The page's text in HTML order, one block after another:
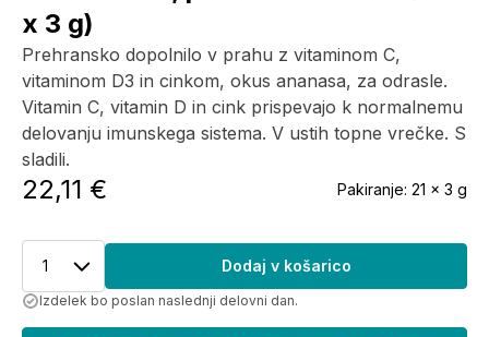
x 3 g)
Prehransko dopolnilo v prahu z vitaminom C,
vitaminom D3 in cinkom, okus ananasa, za odrasle.
Vitamin C, vitamin D in cink prispevajo k normalnemu
delovanju imunskega sistema. V ustih topne vrečke. S
sladili.
22,11 € Pakiranje: 21 x 3 g
1 Dodaj v košarico
Izdelek bo poslan naslednji delovni dan.